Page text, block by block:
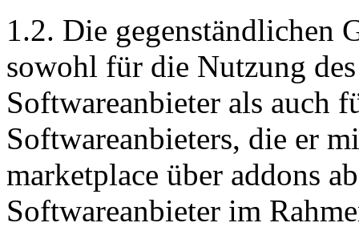
1.2. Die gegenständlichen
sowohl für die Nutzung
Softwareanbieter als auch
Softwareanbieters, die er
marketplace über addons
Softwareanbieter im